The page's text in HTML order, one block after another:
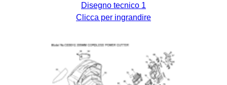
Disegno tecnico 1
Clicca per ingrandire